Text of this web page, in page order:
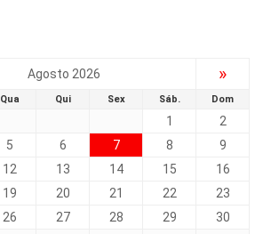
Agosto 2026 »
Qua Qui Sex Sáb. Dom
1
2
5 6 7 8
9
12 13 14 15
16
19 20 21 22
23
26 27 28 29
30